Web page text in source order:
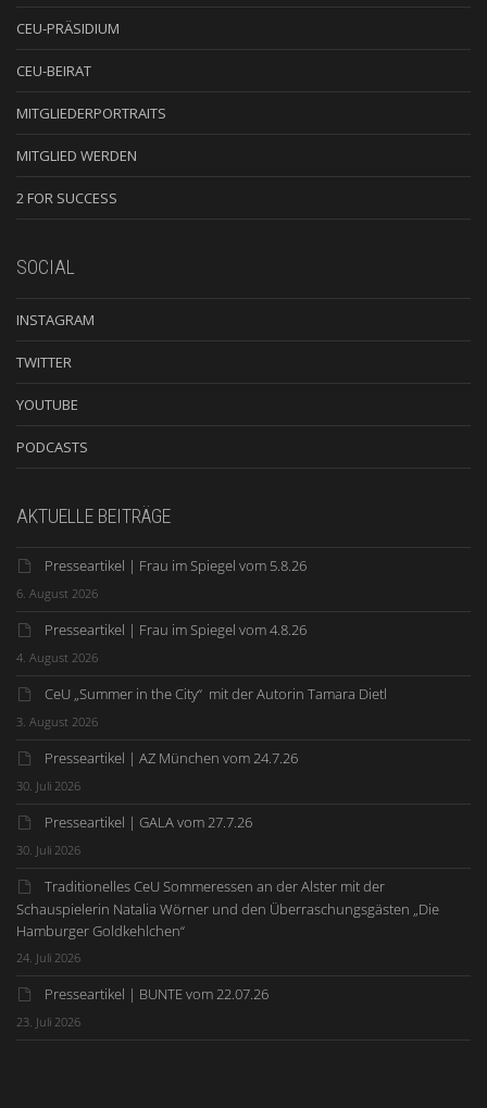
CEU-PRÄSIDIUM
CEU-BEIRAT
MITGLIEDERPORTRAITS
MITGLIED WERDEN
2 FOR SUCCESS
SOCIAL
INSTAGRAM
TWITTER
YOUTUBE
PODCASTS
AKTUELLE BEITRÄGE
Presseartikel | Frau im Spiegel vom 5.8.26
6. August 2026
Presseartikel | Frau im Spiegel vom 4.8.26
4. August 2026
CeU „Summer in the City“ mit der Autorin Tamara Dietl
3. August 2026
Presseartikel | AZ München vom 24.7.26
30. Juli 2026
Presseartikel | GALA vom 27.7.26
30. Juli 2026
Traditionelles CeU Sommeressen an der Alster mit der
Schauspielerin Natalia Wörner und den Überraschungsgästen „Die
Hamburger Goldkehlchen“
24. Juli 2026
Presseartikel | BUNTE vom 22.07.26
23. Juli 2026